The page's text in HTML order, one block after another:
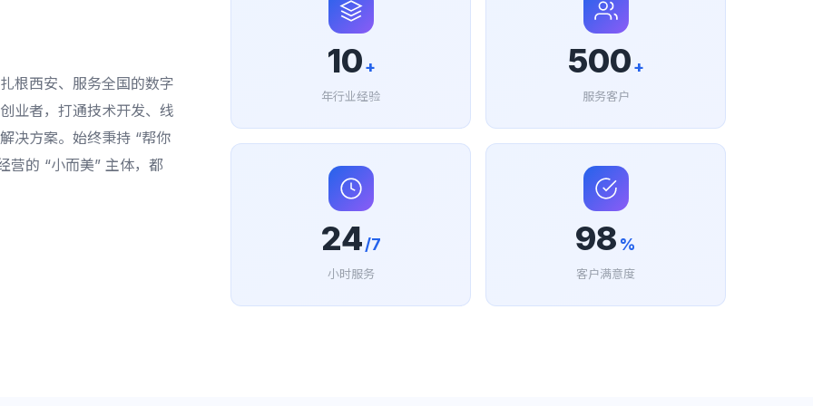
根西安、服务全国的数字
业者，打通技术开发、线
决方案。始终秉持 “帮你
营的 “小而美” 主体，都
10+
年行业经验
500+
服务客户
24/7
小时服务
98 %
客户满意度